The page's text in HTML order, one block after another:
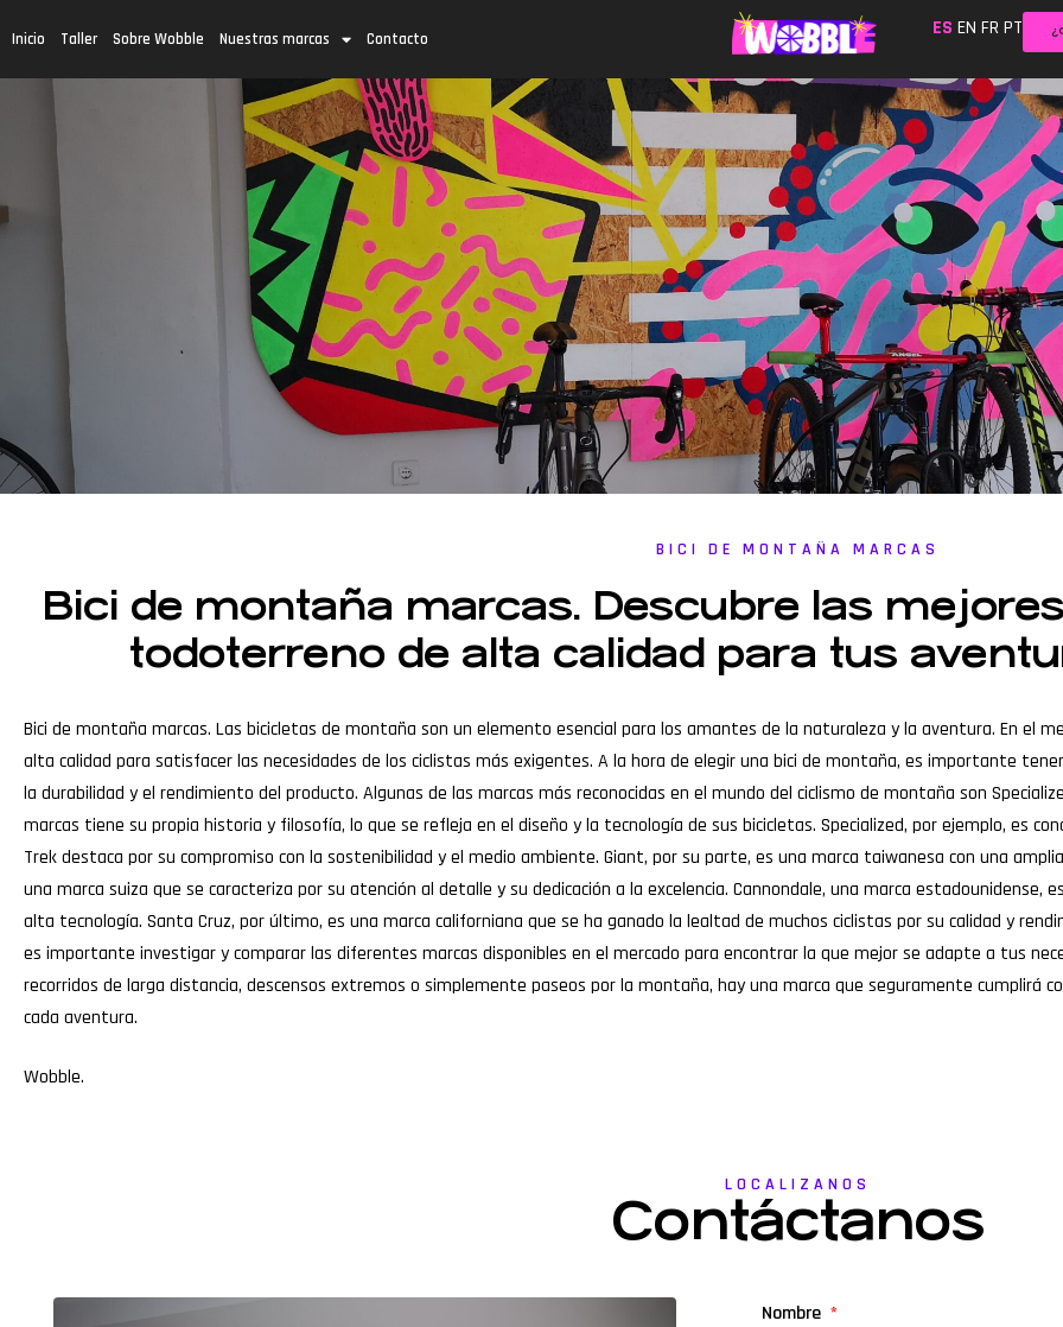
Inicio Taller Sobre Wobble Nuestras marcas Contacto ES EN FR PT
BICI DE MONTAÑA MARCAS
Bici de montaña marcas. Descubre las
todoterreno de alta calidad para tus
Bici de montaña marcas. Las bicicletas de montaña son un elemento esencial para los amantes de la naturaleza y la aventura. En el
alta calidad para satisfacer las necesidades de los ciclistas más exigentes. A la hora de elegir una bici de montaña, es importante
la durabilidad y el rendimiento del producto. Algunas de las marcas más reconocidas en el mundo del ciclismo de montaña son
marcas tiene su propia historia y filosofía, lo que se refleja en el diseño y la tecnología de sus bicicletas. Specialized, por ejemplo, es
Trek destaca por su compromiso con la sostenibilidad y el medio ambiente. Giant, por su parte, es una marca taiwanesa con una
una marca suiza que se caracteriza por su atención al detalle y su dedicación a la excelencia. Cannondale, una marca
alta tecnología. Santa Cruz, por último, es una marca californiana que se ha ganado la lealtad de muchos ciclistas por su calidad y
es importante investigar y comparar las diferentes marcas disponibles en el mercado para encontrar la que mejor se adapte a tus
recorridos de larga distancia, descensos extremos o simplemente paseos por la montaña, hay una marca que seguramente cumplirá
cada aventura.
Wobble.
LOCALIZANOS
Contáctanos
Nombre